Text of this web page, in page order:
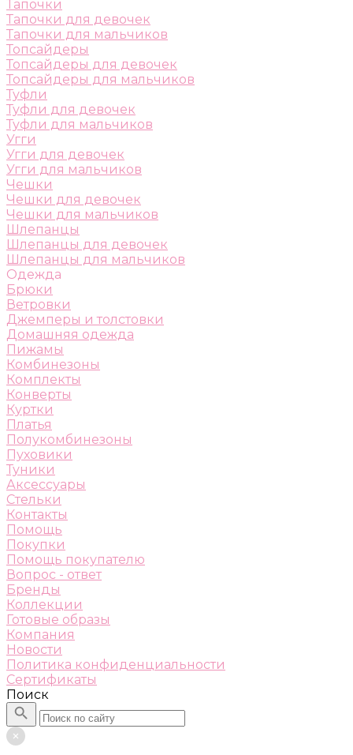
Тапочки
Тапочки для девочек
Тапочки для мальчиков
Топсайдеры
Топсайдеры для девочек
Топсайдеры для мальчиков
Туфли
Туфли для девочек
Туфли для мальчиков
Угги
Угги для девочек
Угги для мальчиков
Чешки
Чешки для девочек
Чешки для мальчиков
Шлепанцы
Шлепанцы для девочек
Шлепанцы для мальчиков
Одежда
Брюки
Ветровки
Джемперы и толстовки
Домашняя одежда
Пижамы
Комбинезоны
Комплекты
Конверты
Куртки
Платья
Полукомбинезоны
Пуховики
Туники
Аксессуары
Стельки
Контакты
Помощь
Покупки
Помощь покупателю
Вопрос - ответ
Бренды
Коллекции
Готовые образы
Компания
Новости
Политика конфиденциальности
Сертификаты
Поиск